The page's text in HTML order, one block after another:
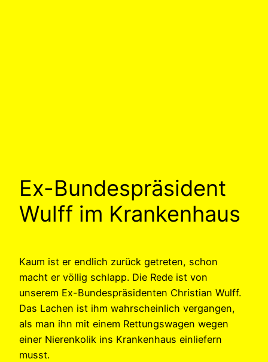
Ex-Bundespräsident
Wulff im Krankenhaus
Kaum ist er endlich zurück getreten, schon
macht er völlig schlapp. Die Rede ist von
unserem Ex-Bundespräsidenten Christian Wulff.
Das Lachen ist ihm wahrscheinlich vergangen,
als man ihn mit einem Rettungswagen wegen
einer Nierenkolik ins Krankenhaus einliefern
musst.